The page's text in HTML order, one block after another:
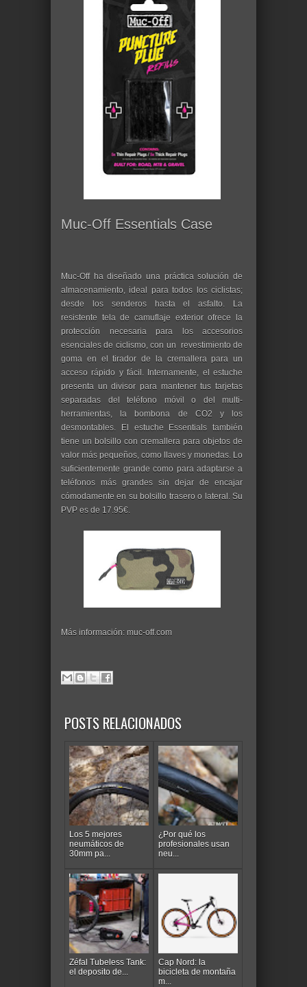
Muc-Off Essentials Case
Muc-Off ha diseñado una práctica solución de
almacenamiento, ideal para todos los ciclistas;
desde los senderos hasta el asfalto. La
resistente tela de camuflaje exterior ofrece la
protección necesaria para los accesorios
esenciales de ciclismo, con un revestimiento de
goma en el tirador de la cremallera para un
acceso rápido y fácil. Internamente, el estuche
presenta un divisor para mantener tus tarjetas
separadas del teléfono móvil o del multi-
herramientas, la bombona de CO2 y los
desmontables. El estuche Essentials también
tiene un bolsillo con cremallera para objetos de
valor más pequeños, como llaves y monedas. Lo
suficientemente grande como para adaptarse a
teléfonos más grandes sin dejar de encajar
cómodamente en su bolsillo trasero o lateral. Su
PVP es de 17.95€.
Más información: muc-off.com
POSTS RELACIONADOS
Los 5 mejores
neumáticos de
30mm pa...
¿Por qué los
profesionales usan
neu...
Zéfal Tubeless Tank:
el deposito de...
Cap Nord: la
bicicleta de montaña
m...